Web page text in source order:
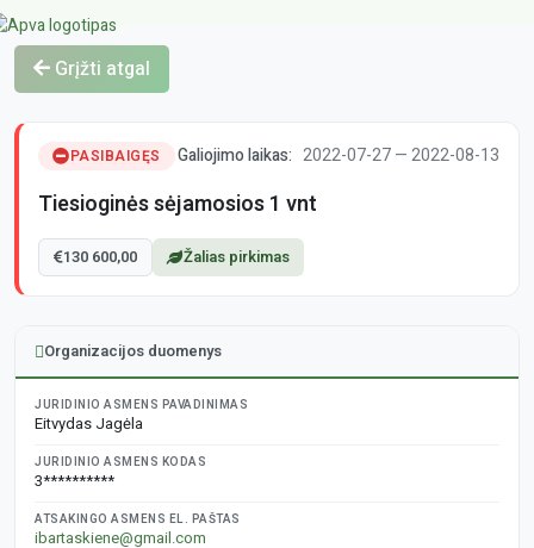
Grįžti atgal
PASIBAIGĘS Galiojimo laikas: 2022-07-27 — 2022-08-13
Tiesioginės sėjamosios 1 vnt
130 600,00 Žalias pirkimas
Organizacijos duomenys
JURIDINIO ASMENS PAVADINIMAS
Eitvydas Jagėla
JURIDINIO ASMENS KODAS
3**********
ATSAKINGO ASMENS EL. PAŠTAS
ibartaskiene@gmail.com